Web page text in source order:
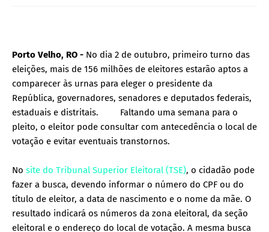
Porto Velho, RO - No dia 2 de outubro, primeiro turno das
eleições, mais de 156 milhões de eleitores estarão aptos a
comparecer às urnas para eleger o presidente da
República, governadores, senadores e deputados federais,
estaduais e distritais.
Faltando uma semana para o
pleito, o eleitor pode consultar com antecedência o local de
votação e evitar eventuais transtornos.
No site do Tribunal Superior Eleitoral (TSE), o cidadão pode
fazer a busca, devendo informar o número do CPF ou do
título de eleitor, a data de nascimento e o nome da mãe. O
resultado indicará os números da zona eleitoral, da seção
eleitoral e o endereço do local de votação. A mesma busca